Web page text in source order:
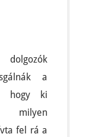
a
hogy ki
fel rá a